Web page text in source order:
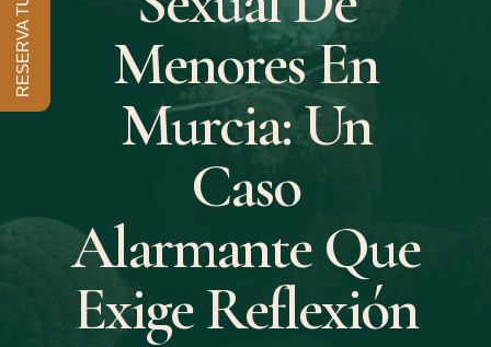
Menores En
Murcia: Un
Caso
Alarmante Que
Exige Reflexión